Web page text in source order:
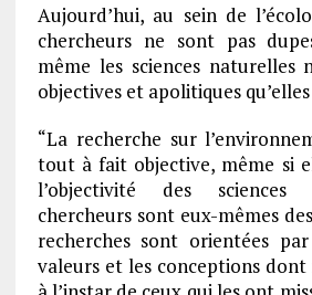
Aujourd’hui, au sein de
chercheurs ne sont pas
même les sciences naturelles
objectives et apolitiques
“La recherche sur
tout à fait objective, même si
l’objectivité des sciences
chercheurs sont eux-mêmes
recherches sont orientées
valeurs et les conceptions